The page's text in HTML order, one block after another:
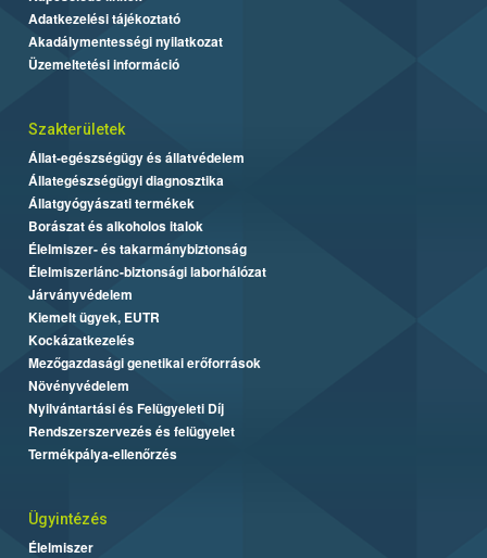
Adatkezelési tájékoztató
Akadálymentességi nyilatkozat
Üzemeltetési információ
Szakterületek
Állat-egészségügy és állatvédelem
Állategészségügyi diagnosztika
Állatgyógyászati termékek
Borászat és alkoholos italok
Élelmiszer- és takarmánybiztonság
Élelmiszerlánc-biztonsági laborhálózat
Járványvédelem
Kiemelt ügyek, EUTR
Kockázatkezelés
Mezőgazdasági genetikai erőforrások
Növényvédelem
Nyilvántartási és Felügyeleti Díj
Rendszerszervezés és felügyelet
Termékpálya-ellenőrzés
Ügyintézés
Élelmiszer